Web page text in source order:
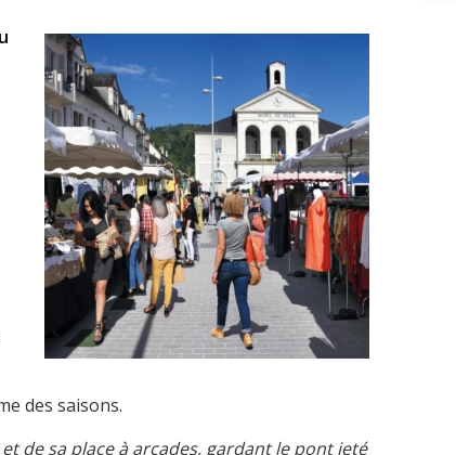
des saisons.
de sa place à arcades, gardant le pont jeté